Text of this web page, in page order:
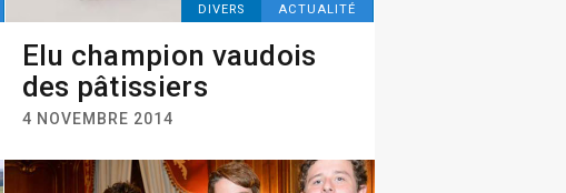
DIVERS ACTUALITÉ
Elu champion vaudois
des pâtissiers
4 NOVEMBRE 2014